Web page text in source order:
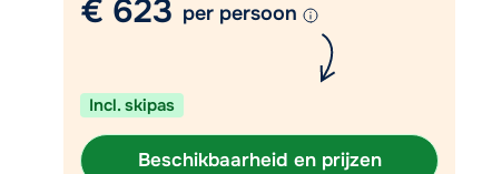
Vul het contactformulier in
vandaag tot 17:30 uur.
€ 623 per persoon
Incl. skipas
Beschikbaarheid en prijzen